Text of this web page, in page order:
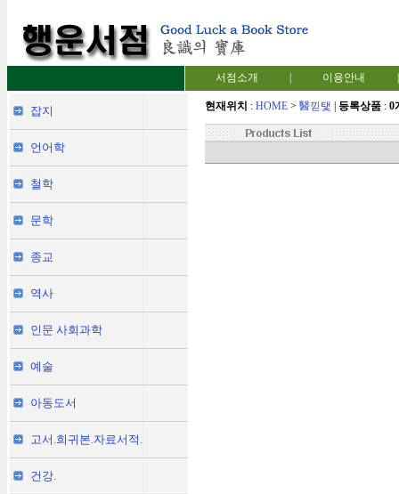
서점소개 이용안내
잡지
언어학
철학
문학
종교
역사
인문 사회과학
예술
아동도서
고서.희귀본.자료서적.
건강.
현재위치 : HOME> 醫낃탳 등록상품: 0